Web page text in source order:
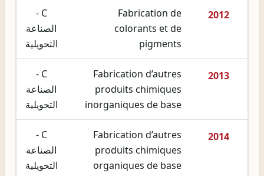
2012
Fabrication de
colorants et de
pigments
C -
الصناعة
التحويلية
2013
Fabrication d’autres
produits chimiques
inorganiques de base
C -
الصناعة
التحويلية
2014
Fabrication d’autres
produits chimiques
organiques de base
C -
الصناعة
التحويلية